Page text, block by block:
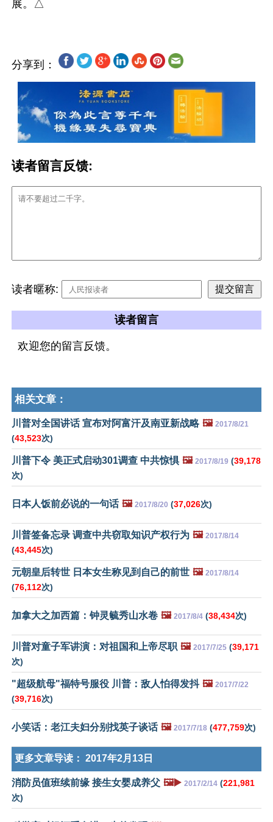
分享到：
读者留言反馈:
读者暱称:
读者留言
欢迎您的留言反馈。
相关文章：
川普对全国讲话 宣布对阿富汗及南亚新战略 🖼️ 2017/8/21
(43,523次)
川普下令 美正式启动301调查 中共惊惧 🖼️ 2017/8/19 (39,178
次)
日本人饭前必说的一句话 🖼️ 2017/8/20 (37,026次)
川普签备忘录 调查中共窃取知识产权行为 🖼️ 2017/8/14
(43,445次)
元朝皇后转世 日本女生称见到自己的前世 🖼️ 2017/8/14
(76,112次)
加拿大之加西篇：钟灵毓秀山水卷 🖼️ 2017/8/4 (38,434次)
川普对童子军讲演：对祖国和上帝尽职 🖼️ 2017/7/25 (39,171
次)
"超级航母"福特号服役 川普：敌人怕得发抖 🖼️ 2017/7/22
(39,716次)
小笑话：老江夫妇分别找英子谈话 🖼️ 2017/7/18 (477,759次)
更多文章导读： 2017年2月13日
消防员值班续前缘 接生女婴成养父 🖼️▶️ 2017/2/14 (221,981
次)